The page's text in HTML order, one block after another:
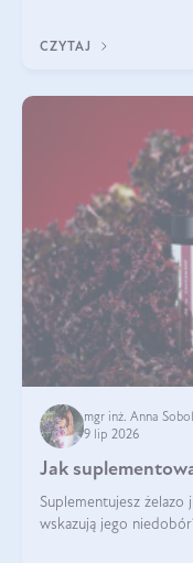
CZYTAJ
mgr inż. Anna Sobol
9 lip 2026
Jak
Suplementujesz żelazo
wskazują jego